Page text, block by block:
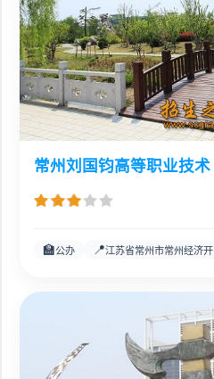
常州刘国钧高等职业技术
🏫公办 📍江苏省常州市常州经济开